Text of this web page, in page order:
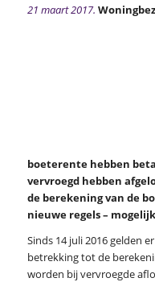
21 maart 2017.
boeterente hebben
vervroegd hebben
de berekening van de
nieuwe regels –
Sinds 14 juli 2016 gelden
betrekking tot de
worden bij vervroegde